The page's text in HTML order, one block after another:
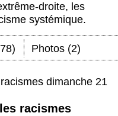
droite, les
systémique.
Photos (2)
racismes